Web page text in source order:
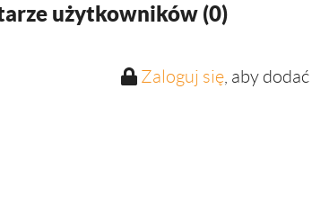
użytkowników (0)
Zaloguj się, aby